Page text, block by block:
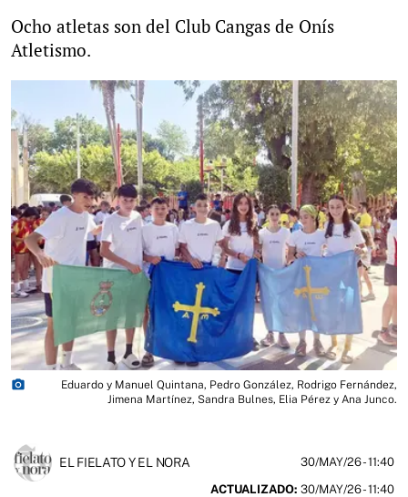
Ocho atletas son del Club Cangas de Onís
Atletismo.
photo_camera
Eduardo y Manuel Quintana, Pedro González, Rodrigo Fernández,
Jimena Martínez, Sandra Bulnes, Elia Pérez y Ana Junco.
EL FIELATO Y EL NORA 30/MAY/26- 11:40
ACTUALIZADO: 30/MAY/26 - 11:40